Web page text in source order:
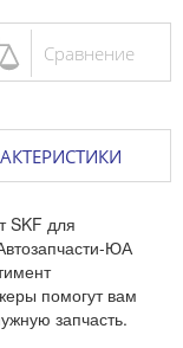
Сравнение
SKF для
ЮА
помогут вам
запчасть.